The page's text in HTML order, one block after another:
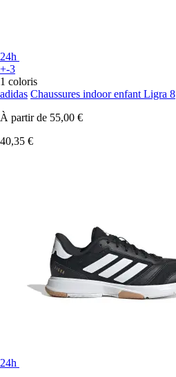
24h
+-3
1 coloris
adidas Chaussures indoor enfant Ligra 8
À partir de 55,00 €
40,35 €
24h